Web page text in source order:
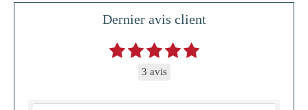
Dernier avis client
3 avis